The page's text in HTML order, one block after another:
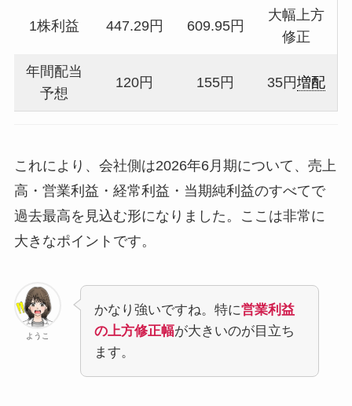
1株利益 447.29円 609.95円
大幅上方
修正
年間配当
予想
120円 155円 35円増配
これにより、会社側は2026年6月期について、売上
高・営業利益・経常利益・当期純利益のすべてで
過去最高を見込む形になりました。ここは非常に
大きなポイントです。
ようこ
かなり強いですね。特に営業利益
の上方修正幅が大きいのが目立ち
ます。